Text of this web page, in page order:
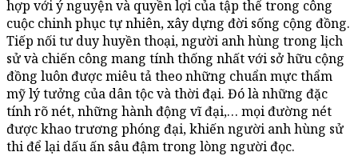
hợp với ý nguyện và quyền lợi của tập thể trong công
cuộc chinh phục tự nhiên, xây dựng đời sống cộng đồng.
Tiếp nối tư duy huyền thoại, người anh hùng trong lịch
sử và chiến công mang tính thống nhất với sở hữu cộng
đồng luôn được miêu tả theo những chuẩn mực thẩm
mỹ lý tưởng của dân tộc và thời đại. Đó là những đặc
tính rõ nét, những hành động vĩ đại,… mọi đường nét
được khao trương phóng đại, khiến người anh hùng sử
thi để lại dấu ấn sâu đậm trong lòng người đọc.